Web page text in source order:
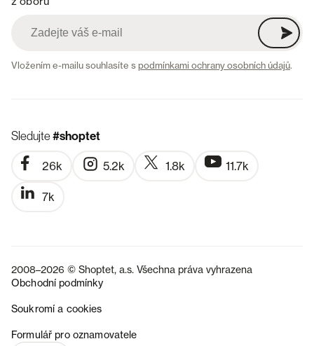
Vložením e-mailu souhlasíte spodmínkami ochrany osobních údajů.
Sledujte#shoptet
26k 5.2k 1.8k 11.7k
7k
2008–2026 © Shoptet, a.s. Všechna práva vyhrazena
Obchodní podmínky
Soukromí a cookies
Formulář pro oznamovatele